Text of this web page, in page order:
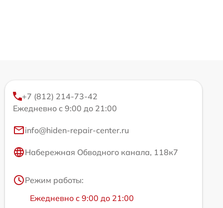
+7 (812) 214-73-42
Ежедневно с 9:00 до 21:00
info@hiden-repair-center.ru
Набережная Обводного канала, 118к7
Режим работы:
Ежедневно с 9:00 до 21:00